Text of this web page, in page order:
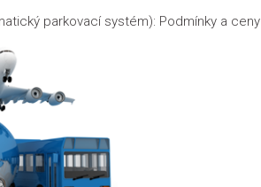
parkovací systém): Podmínky a ceny